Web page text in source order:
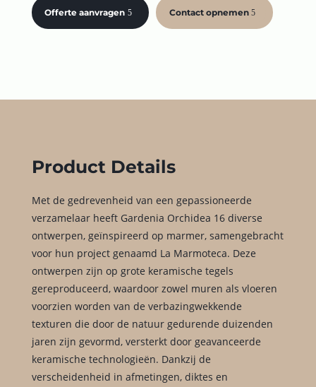
Offerte aanvragen Contact opnemen
Product Details
Met de gedrevenheid van een gepassioneerde
verzamelaar heeft Gardenia Orchidea 16 diverse
ontwerpen, geïnspireerd op marmer, samengebracht
voor hun project genaamd La Marmoteca. Deze
ontwerpen zijn op grote keramische tegels
gereproduceerd, waardoor zowel muren als vloeren
voorzien worden van de verbazingwekkende
texturen die door de natuur gedurende duizenden
jaren zijn gevormd, versterkt door geavanceerde
keramische technologieën. Dankzij de
verscheidenheid in afmetingen, diktes en